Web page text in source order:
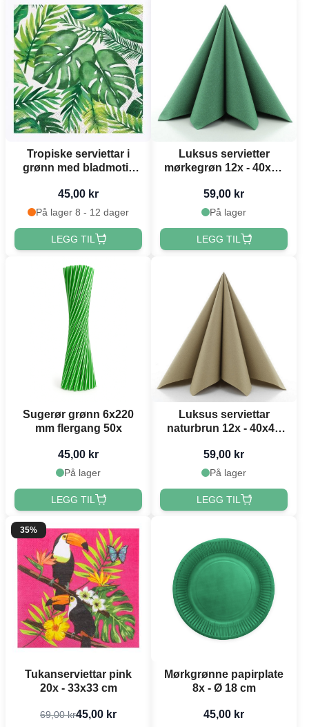
Tropiske serviettar i
grønn med bladmotiv
45,00 kr
På lager 8 - 12 dager
LEGG TIL
Luksus servietter
mørkegrøn 12x - 40x40
59,00 kr
På lager
LEGG TIL
Sugerør grønn 6x220
mm flergang 50x
45,00 kr
På lager
LEGG TIL
Luksus serviettar
naturbrun 12x - 40x40
59,00 kr
På lager
LEGG TIL
35%
Tukanserviettar pink
20x - 33x33 cm
69,00 kr45,00 kr
Mørkgrønne papirplate
8x - Ø 18 cm
45,00 kr